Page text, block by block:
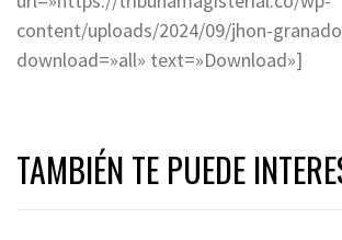
content/uploads/2024/09/jhon-
download=»all» text=»Download»]
TAMBIÉN TE PUEDE